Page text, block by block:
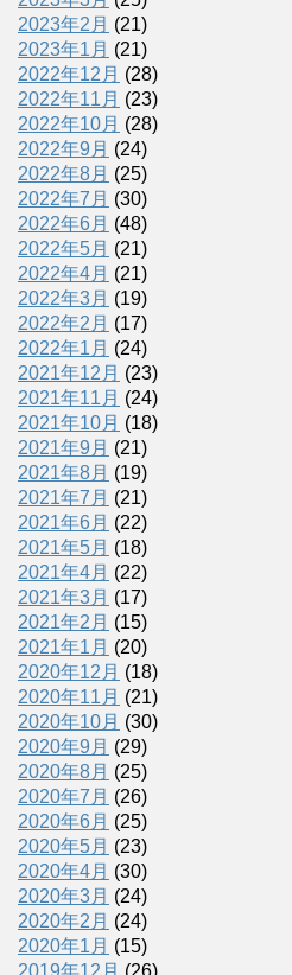
2023年2月 (21)
2023年1月 (21)
2022年12月 (28)
2022年11月 (23)
2022年10月 (28)
2022年9月 (24)
2022年8月 (25)
2022年7月 (30)
2022年6月 (48)
2022年5月 (21)
2022年4月 (21)
2022年3月 (19)
2022年2月 (17)
2022年1月 (24)
2021年12月 (23)
2021年11月 (24)
2021年10月 (18)
2021年9月 (21)
2021年8月 (19)
2021年7月 (21)
2021年6月 (22)
2021年5月 (18)
2021年4月 (22)
2021年3月 (17)
2021年2月 (15)
2021年1月 (20)
2020年12月 (18)
2020年11月 (21)
2020年10月 (30)
2020年9月 (29)
2020年8月 (25)
2020年7月 (26)
2020年6月 (25)
2020年5月 (23)
2020年4月 (30)
2020年3月 (24)
2020年2月 (24)
2020年1月 (15)
2019年12月 (26)